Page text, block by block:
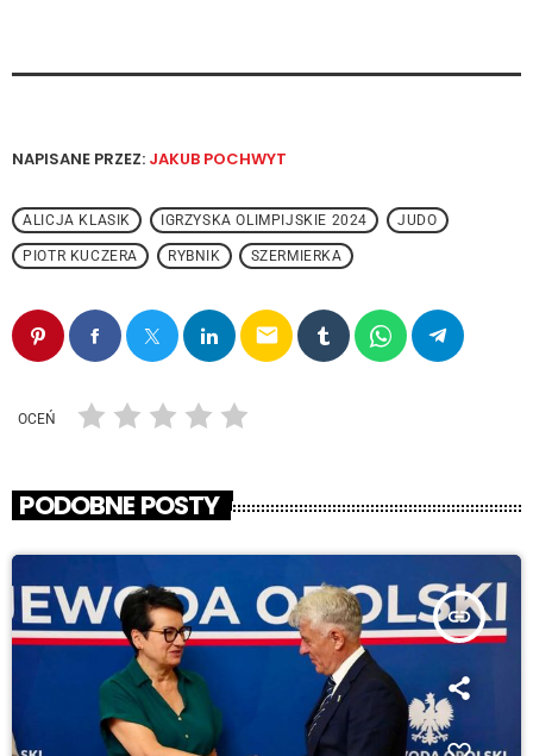
NAPISANE PRZEZ: JAKUB POCHWYT
ALICJA KLASIK IGRZYSKA OLIMPIJSKIE 2024 JUDO
PIOTR KUCZERA RYBNIK SZERMIERKA
email
OCEŃ
PODOBNE POSTY
insert_link